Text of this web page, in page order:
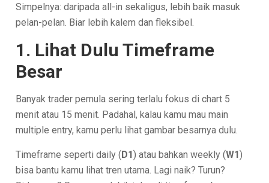
Simpelnya: daripada all-in sekaligus, lebih baik masuk
pelan-pelan. Biar lebih kalem dan fleksibel.
1. Lihat Dulu Timeframe
Besar
Banyak trader pemula sering terlalu fokus di chart 5
menit atau 15 menit. Padahal, kalau kamu mau main
multiple entry, kamu perlu lihat gambar besarnya dulu.
Timeframe seperti daily (D1) atau bahkan weekly (W1)
bisa bantu kamu lihat tren utama. Lagi naik? Turun?